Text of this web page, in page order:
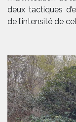
deux tactiques
de l’intensité de